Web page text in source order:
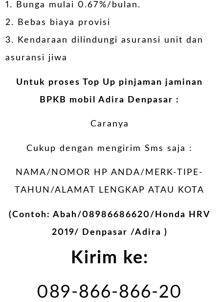
1. Bunga mulai 0.67%/bulan.
2. Bebas biaya provisi
3. Kendaraan dilindungi asuransi unit dan
asuransi jiwa
Untuk proses Top Up pinjaman jaminan
BPKB mobil Adira Denpasar :
Caranya
Cukup dengan mengirim Sms saja :
NAMA/NOMOR HP ANDA/MERK-TIPE-
TAHUN/ALAMAT LENGKAP ATAU KOTA
(Contoh: Abah/08986686620/Honda HRV
2019/ Denpasar /Adira )
Kirim ke:
089-866-866-20